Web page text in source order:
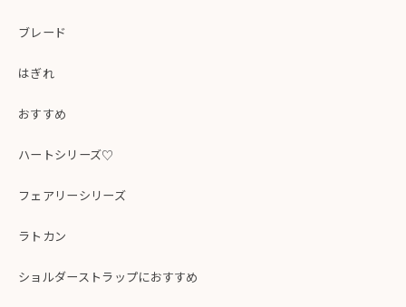
ブレード
はぎれ
おすすめ
ハートシリーズ♡
フェアリーシリーズ
ラトカン
ショルダーストラップにおすすめ